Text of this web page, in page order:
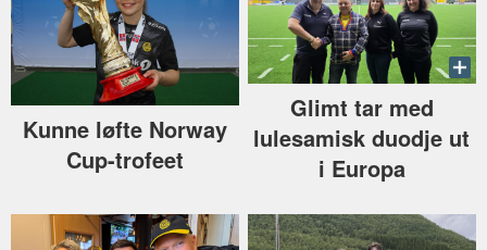
Kunne løfte Norway
Cup-trofeet
Glimt tar med
lulesamisk duodje ut
i Europa